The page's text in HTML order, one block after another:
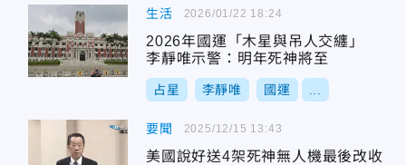
生活
2026年國運「木星與吊人交纏」
李靜唯示警：明年死神將至
占星 李靜唯 國運
2026/01/22 18:24
要聞
美國說好送4架死神無人機最後改收
2025/12/15 13:43